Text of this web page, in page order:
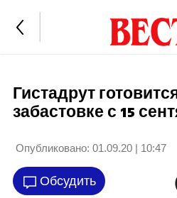
Гистадрут
забастовке с 15
Опубликовано: 01.09.20 | 10:47
Обсудить